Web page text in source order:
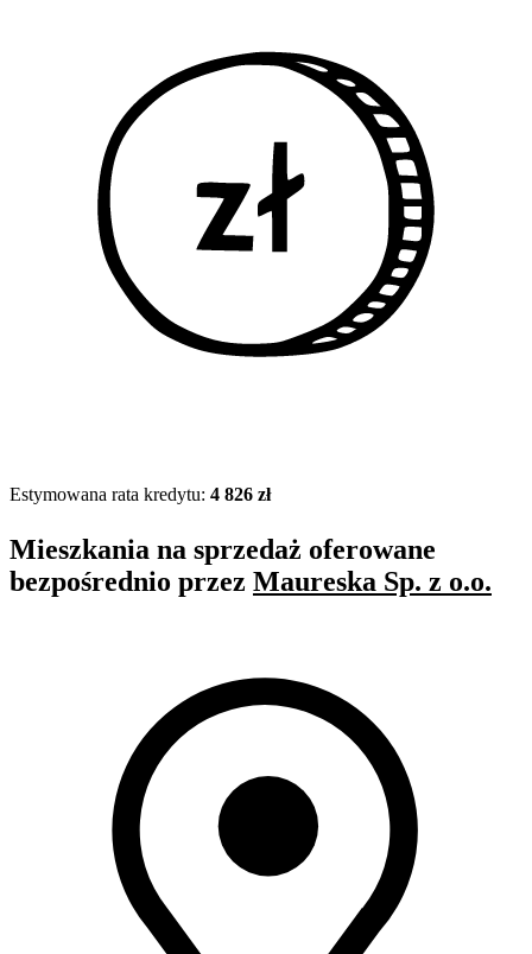
Estymowana rata kredytu: 4 826 zł
Mieszkania na sprzedaż oferowane
bezpośrednio przez Maureska Sp. z o.o.